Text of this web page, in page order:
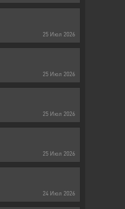
25 Июл 2026
25 Июл 2026
25 Июл 2026
25 Июл 2026
24 Июл 2026